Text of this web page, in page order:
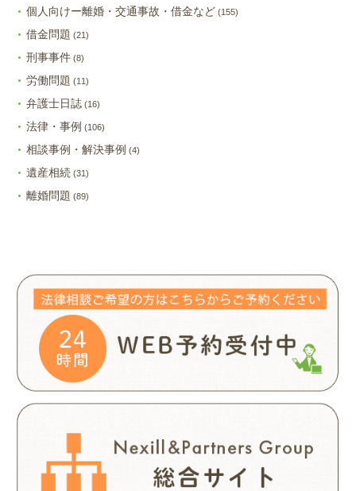
個人向けー離婚・交通事故・借金など(155)
借金問題 (21)
刑事事件(8)
労働問題 (11)
弁護士日誌(16)
法律・事例 (106)
相談事例・解決事例 (4)
遺産相続(31)
離婚問題 (89)